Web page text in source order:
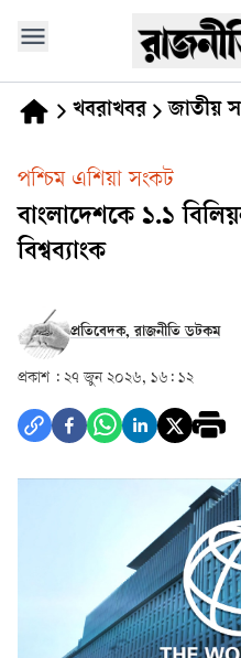
খবরাখবর জাতীয়
পশ্চিম এশিয়া সংকট
বাংলাদেশকে ১.১
বিশ্বব্যাংক
প্রতিবেদক, রাজনীতি ডটকম
প্রকাশ : ২৭ জুন ২০২৬, ১৬: ১২